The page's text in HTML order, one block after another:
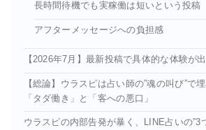
長時間待機でも実稼働は短いという投稿
アフターメッセージへの負担感
【2026年7月】最新投稿で具体的な体験が
【総論】ウラスピは占い師の”魂の叫び”で
「タダ働き」と「客への悪口」
ウラスピの内部告発が暴く、LINE占いの”3